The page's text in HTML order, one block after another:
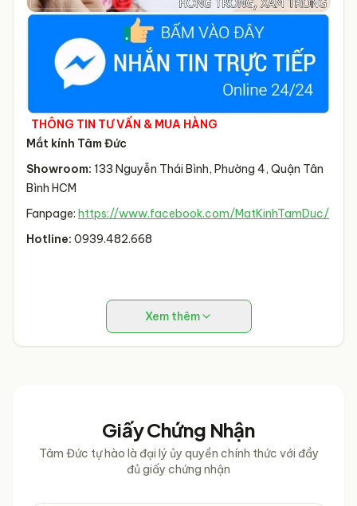
THÔNG TIN TƯ VẤN & MUA HÀNG
Mắt kính Tâm Đức
Showroom: 133 Nguyễn Thái Bình, Phường 4, Quận Tân
Bình HCM
Fanpage: https://www.facebook.com/MatKinhTamDuc/
Hotline: 0939.482.668
Xem thêm
Giấy Chứng Nhận
Tâm Đức tự hào là đại lý ủy quyền chính thức với đầy
đủ giấy chứng nhận